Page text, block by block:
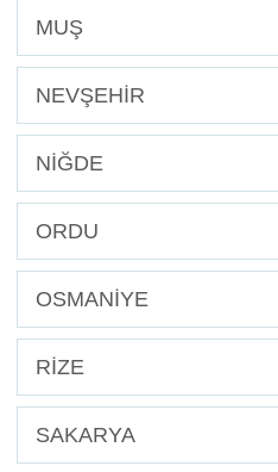
MUŞ
NEVŞEHİR
NİĞDE
ORDU
OSMANİYE
RİZE
SAKARYA